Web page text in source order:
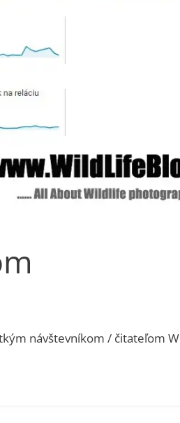
návštevníkom / čitateľom